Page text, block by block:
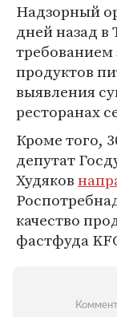
Надзорный
дней назад в
требованием
продуктов
выявления
ресторанах
Кроме того,
депутат
Худяков
качество
фастфуда